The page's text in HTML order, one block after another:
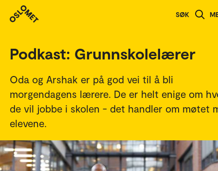
SØK
Studenthistorier
Podkast: Grunnskolelærer
Oda og Arshak er på god vei til å bli
morgendagens lærere. De er helt enige om
de vil jobbe i skolen - det handler om møtet
elevene.